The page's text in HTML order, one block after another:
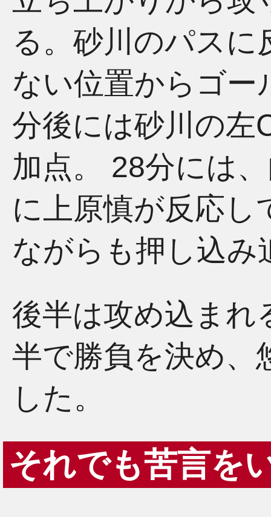
る。砂川のパスに
ない位置からゴー
分後には砂川の左
加点。 28分には
に上原慎が反応し
ながらも押し込み
後半は攻め込まれ
半で勝負を決め、
した。
それでも苦言を